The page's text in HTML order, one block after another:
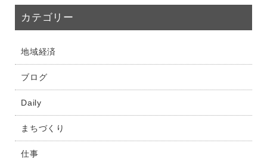
カテゴリー
地域経済
ブログ
Daily
まちづくり
仕事